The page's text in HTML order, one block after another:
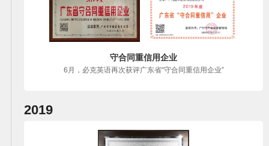
守合同重信用企业
6月，必克英语再次获评广东省“守合同重信用企业”
2019